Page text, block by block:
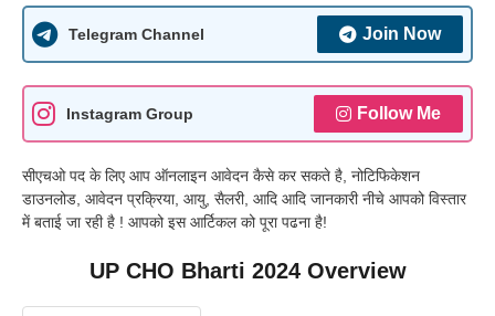
Telegram Channel Join Now
Instagram Group Follow Me
सीएचओ पद के लिए आप ऑनलाइन आवेदन कैसे कर सकते है, नोटिफिकेशन
डाउनलोड, आवेदन प्रक्रिया, आयु, सैलरी, आदि आदि जानकारी नीचे आपको विस्तार
में बताई जा रही है ! आपको इस आर्टिकल को पूरा पढना है!
UP CHO Bharti 2024 Overview